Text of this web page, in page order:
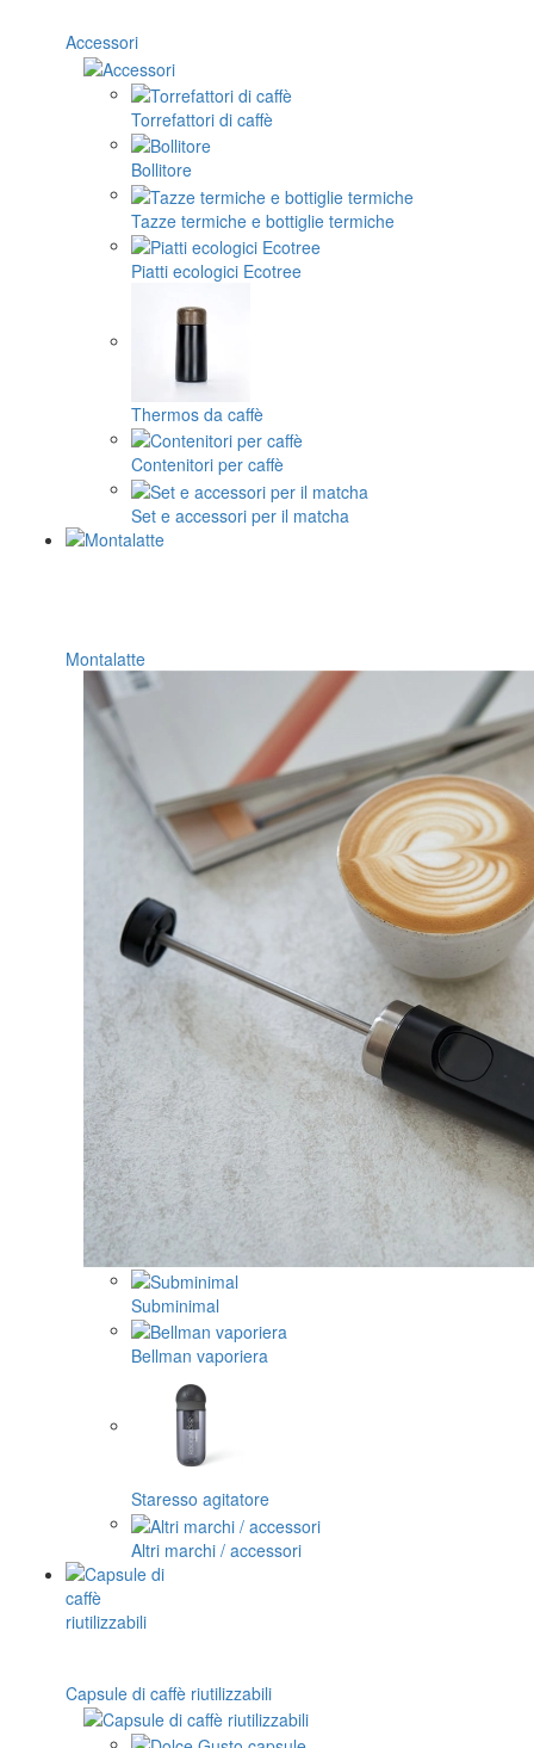
Accessori
Torrefattori di caffè
Bollitore
Tazze termiche e bottiglie termiche
Piatti ecologici Ecotree
Thermos da caffè
Contenitori per caffè
Set e accessori per il matcha
Montalatte
Subminimal
Bellman vaporiera
Staresso agitatore
Altri marchi / accessori
Capsule di caffè riutilizzabili